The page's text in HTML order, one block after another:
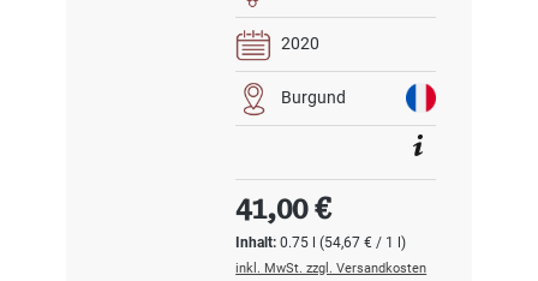
2020
Burgund
Inhalt:0.75 l(54,67 € / 1 l)
Regulärer Preis:
41,00 €
inkl. MwSt. zzgl. Versandkosten